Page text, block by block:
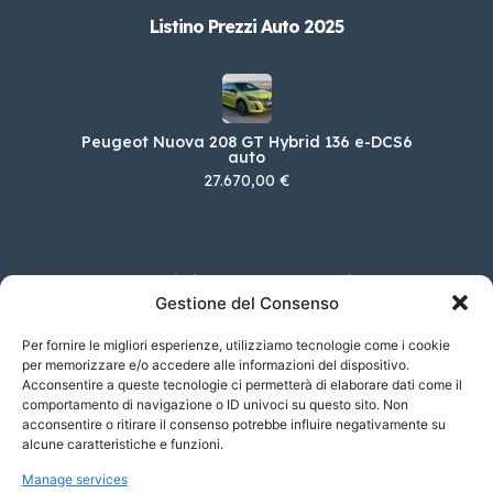
Gestione del Consenso
Per fornire le migliori esperienze, utilizziamo tecnologie come i cookie
per memorizzare e/o accedere alle informazioni del dispositivo.
Acconsentire a queste tecnologie ci permetterà di elaborare dati come il
comportamento di navigazione o ID univoci su questo sito. Non
acconsentire o ritirare il consenso potrebbe influire negativamente su
alcune caratteristiche e funzioni.
Manage services
Listino Prezzi Auto 2025
Peugeot Nuova 208 GT Hybrid 136 e-DCS6
auto
27.670,00 €
Alfa Romeo Giulia 2.2 TD 210 CV Sprint AT8 Q4
54.850,00 €
DS DS 9 E-TENSE E-Tense 250 Opera
77.000,00 €